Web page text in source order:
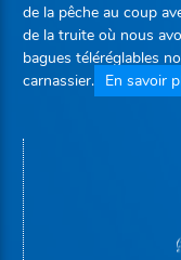
de la pêche au coup
de la truite où nous
bagues téléréglables
carnassier. En savoir